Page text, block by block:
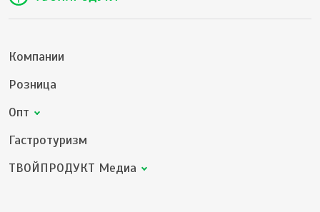
Компании
Розница
Опт
Гастротуризм
ТВОЙПРОДУКТ Медиа